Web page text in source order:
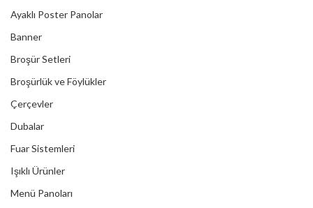
Ayaklı Poster Panolar
Banner
Broşür Setleri
Broşürlük ve Föylükler
Çerçevler
Dubalar
Fuar Sistemleri
Işıklı Ürünler
Menü Panoları